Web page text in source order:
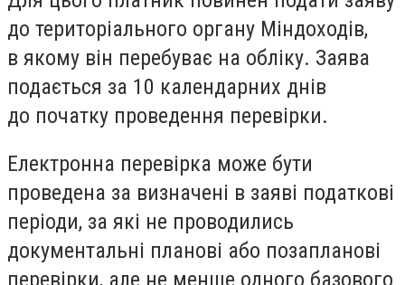
до територіального органу Міндоходів,
в якому він перебуває на обліку. Заява
подається за 10 календарних днів
до початку проведення перевірки.
Електронна перевірка може бути
проведена за визначені в заяві податкові
періоди, за які не проводились
документальні планові або позапланові
перевірки, але не менше одного базового